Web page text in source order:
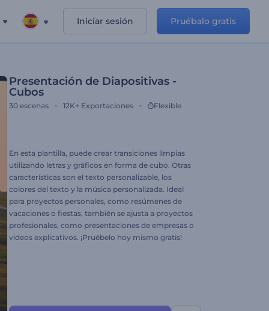
Iniciar sesión Pruébalo gratis
Presentación de Diapositivas -
Cubos
30 escenas 12K+ Exportaciones Flexible
En esta plantilla, puede crear transiciones limpias
utilizando letras y gráficos en forma de cubo. Otras
características son el texto personalizable, los
colores del texto y la música personalizada. Ideal
para proyectos personales, como resúmenes de
vacaciones o fiestas, también se ajusta a proyectos
profesionales, como presentaciones de empresas o
videos explicativos. ¡Pruébelo hoy mismo gratis!